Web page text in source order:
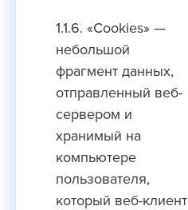
1.1.6. «Cookies» —
небольшой
фрагмент данных,
отправленный веб-
сервером и
хранимый на
компьютере
пользователя,
который веб-клиент